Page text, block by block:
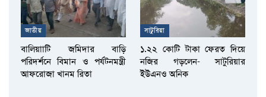
জাতীয়
বালিয়াাটি জমিদার বাড়ি
পরিদর্শনে বিমান ও পর্যটনমন্ত্রী
আফরোজা খানম রিতা
সাটুরিয়া
১.২২ কোটি টাকা ফেরত দিয়ে
নজির গড়লেন- সাটুরিয়ার
ইউএনও অনিক